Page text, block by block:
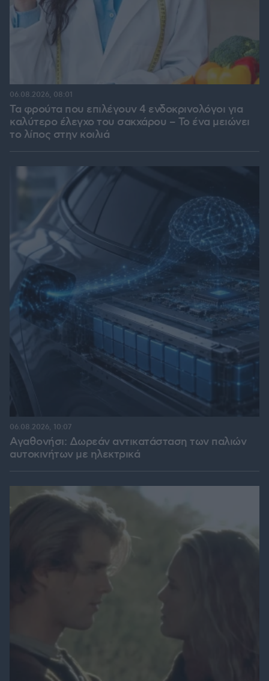
Τα φρούτα που επιλέγουν 4 ενδοκρινολόγοι για
καλύτερο έλεγχο του σακχάρου – Το ένα μειώνει
το λίπος στην κοιλιά
06.08.2026, 08:01
Αγαθονήσι: Δωρεάν αντικατάσταση των παλιών
αυτοκινήτων με ηλεκτρικά
06.08.2026, 10:07